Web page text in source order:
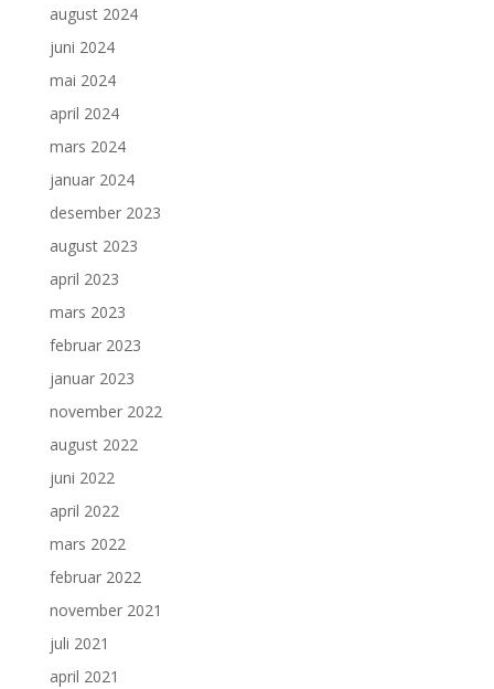
august 2024
juni 2024
mai 2024
april 2024
mars 2024
januar 2024
desember 2023
august 2023
april 2023
mars 2023
februar 2023
januar 2023
november 2022
august 2022
juni 2022
april 2022
mars 2022
februar 2022
november 2021
juli 2021
april 2021